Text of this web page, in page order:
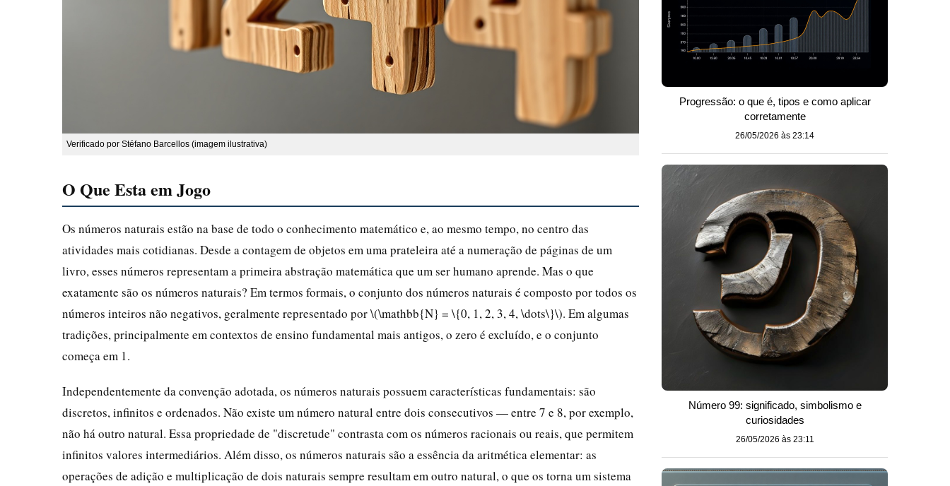
Verificado por Stéfano Barcellos (imagem ilustrativa)
O Que Esta em Jogo
Os números naturais estão na base de todo o conhecimento matemático e, ao mesmo tempo, no centro das
atividades mais cotidianas. Desde a contagem de objetos em uma prateleira até a numeração de páginas de um
livro, esses números representam a primeira abstração matemática que um ser humano aprende. Mas o que
exatamente são os números naturais? Em termos formais, o conjunto dos números naturais é composto por todos os
números inteiros não negativos, geralmente representado por \(\mathbb{N} = \{0, 1, 2, 3, 4, \dots\}\). Em algumas
tradições, principalmente em contextos de ensino fundamental mais antigos, o zero é excluído, e o conjunto
começa em 1.
Independentemente da convenção adotada, os números naturais possuem características fundamentais: são
discretos, infinitos e ordenados. Não existe um número natural entre dois consecutivos — entre 7 e 8, por exemplo,
não há outro natural. Essa propriedade de "discretude" contrasta com os números racionais ou reais, que permitem
infinitos valores intermediários. Além disso, os números naturais são a essência da aritmética elementar: as
operações de adição e multiplicação de dois naturais sempre resultam em outro natural, o que os torna um sistema
Progressão: o que é, tipos e como aplicar
corretamente
26/05/2026 às 23:14
Número 99: significado, simbolismo e
curiosidades
26/05/2026 às 23:11